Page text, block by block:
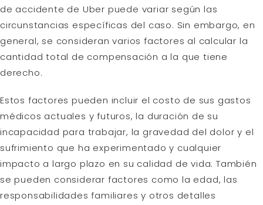
de accidente de Uber puede variar según las
circunstancias específicas del caso. Sin embargo, en
general, se consideran varios factores al calcular la
cantidad total de compensación a la que tiene
derecho.
Estos factores pueden incluir el costo de sus gastos
médicos actuales y futuros, la duración de su
incapacidad para trabajar, la gravedad del dolor y el
sufrimiento que ha experimentado y cualquier
impacto a largo plazo en su calidad de vida. También
se pueden considerar factores como la edad, las
responsabilidades familiares y otros detalles